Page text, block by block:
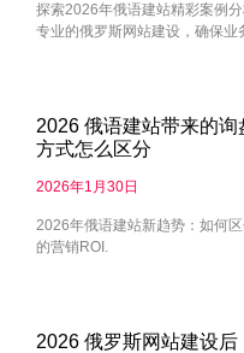
探索2026年俄语建站精彩案例
专业的俄罗斯网站建设，确保业
2026 俄语建站带来的
方式怎么区分
2026年1月30日
2026年俄语建站新趋势：如何
的营销ROI.
2026 俄罗斯网站建设